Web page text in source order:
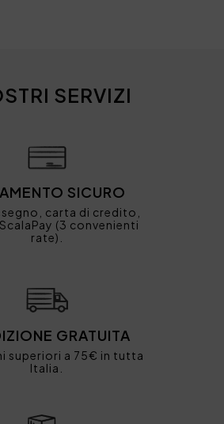
SERVIZI
SICURO
carta di credito,
(3 convenienti
rate).
GRATUITA
superiori a 75€ in tutta
Italia.